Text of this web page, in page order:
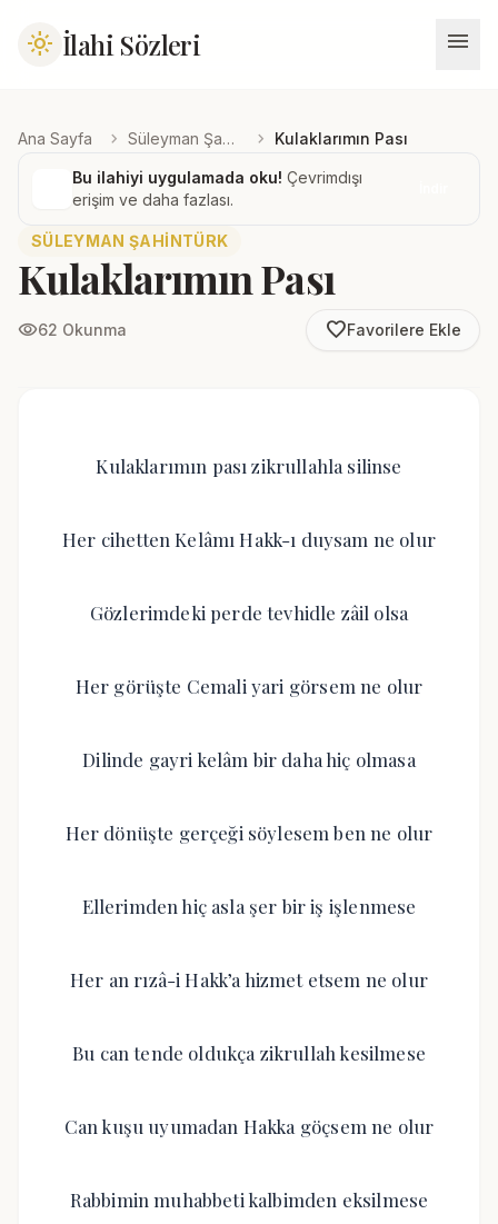
light_mode İlahi Sözleri menu
Ana Sayfa chevron_right Süleyman Şahintürk chevron_right Kulaklarımın Pası
Bu ilahiyi uygulamada oku! Çevrimdışı
erişim ve daha fazlası.
SÜLEYMAN ŞAHINTÜRK
Kulaklarımın Pası
visibility62 Okunma favorite_borderFavorilere Ekle
Kulaklarımın pası zikrullahla silinse
Her cihetten Kelâmı Hakk-ı duysam ne olur
Gözlerimdeki perde tevhidle zâil olsa
Her görüşte Cemali yari görsem ne olur
Dilinde gayri kelâm bir daha hiç olmasa
Her dönüşte gerçeği söylesem ben ne olur
Ellerimden hiç asla şer bir iş işlenmese
Her an rızâ-i Hakk’a hizmet etsem ne olur
Bu can tende oldukça zikrullah kesilmese
Can kuşu uyumadan Hakka göçsem ne olur
Rabbimin muhabbeti kalbimden eksilmese